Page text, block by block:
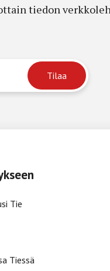
tiedon
Tie
Tiessä